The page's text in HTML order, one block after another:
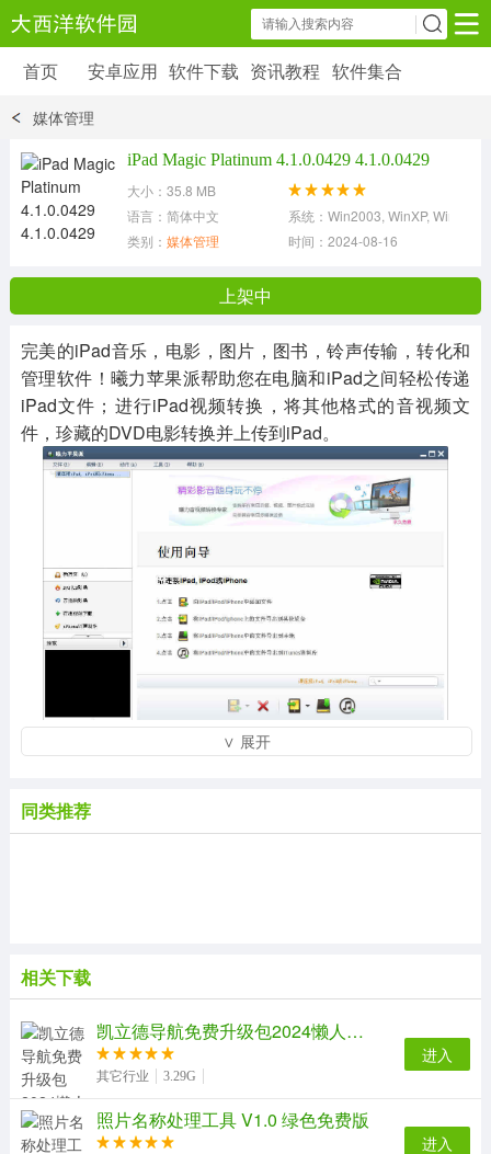
安卓应用 软件下载 资讯教程
6179 款应用
39 款应用
首页 安卓应用 软件下载 资讯教程 软件集合
媒体管理
iPad Magic Platinum 4.1.0.0429 4.1.0.0429
大小：35.8 MB
语言：简体中文
系统：Win2003, WinXP, Win7,
类别： 媒体管理 时间：2024-08-16
上架中
完美的iPad音乐，电影，图片，图书，铃声传输，转化和
管理软件！曦力苹果派帮助您在电脑和iPad之间轻松传递
iPad文件；进行iPad视频转换，将其他格式的音视频文
件，珍藏的DVD电影转换并上传到iPad。
软件可以下载最新的视频，制作属于自己的iPhone铃声，
复制iPad文件到iTunes资料库。曦力苹果派，完美的iPad
行文件共享。曦力苹果派，您的专属iPad管理专家。
除了支持iPad全系产品，这款强大的iPad管理软件还支持
iPhone和iPod。您不仅可以自由地导入和导出
iPod/iPhone文件，甚至可以将iPhone当作硬盘使用。
完善的复制/备份/管理方案，强大的设备/格式兼容能力，
完美的iPad视频转换表现，简洁友好的界面设计，这一切
将为您带来不一样的iPad生活！
∨ 展开
同类推荐
相关下载
凯立德导航免费升级包2024懒人包 最新免费版
其它行业 3.29G
进入
照片名称处理工具 V1.0 绿色免费版
进入